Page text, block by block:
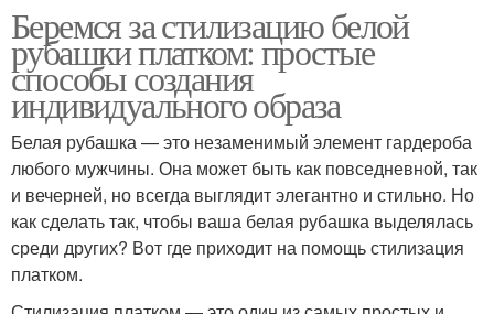
Беремся за стилизацию белой
рубашки платком: простые
способы создания
индивидуального образа
Белая рубашка — это незаменимый элемент гардероба
любого мужчины. Она может быть как повседневной, так
и вечерней, но всегда выглядит элегантно и стильно. Но
как сделать так, чтобы ваша белая рубашка выделялась
среди других? Вот где приходит на помощь стилизация
платком.